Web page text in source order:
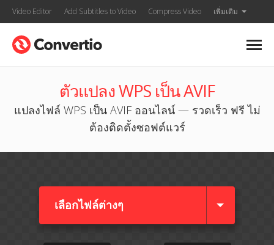
Video Editor Add Subtitles to Video Compress Video เพิ่มเติม
ตัวแปลง WPS เป็น AVIF
แปลงไฟล์ WPS เป็น AVIF ออนไลน์ — รวดเร็ว ฟรี ไม่
ต้องติดตั้งซอฟต์แวร์
เลือกไฟล์ต่างๆ​